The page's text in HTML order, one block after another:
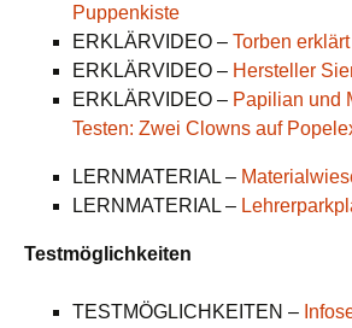
Puppenkiste
ERKLÄRVIDEO – Torben
ERKLÄRVIDEO – Hersteller
ERKLÄRVIDEO – Papilian und
Testen: Zwei Clowns auf
LERNMATERIAL –
LERNMATERIAL –
Testmöglichkeiten
TESTMÖGLICHKEITEN –